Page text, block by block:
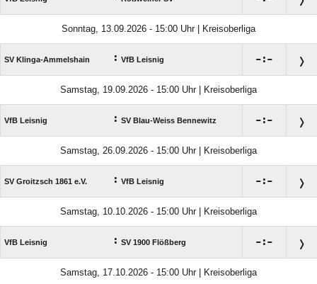
Sonntag, 13.09.2026 - 15:00 Uhr | Kreisoberliga
SV Klinga-Ammelshain : VfB Leisnig :
Samstag, 19.09.2026 - 15:00 Uhr | Kreisoberliga
VfB Leisnig : SV Blau-Weiss Bennewitz :
Samstag, 26.09.2026 - 15:00 Uhr | Kreisoberliga
SV Groitzsch 1861 e.V. : VfB Leisnig :
Samstag, 10.10.2026 - 15:00 Uhr | Kreisoberliga
VfB Leisnig : SV 1900 Flößberg :
Samstag, 17.10.2026 - 15:00 Uhr | Kreisoberliga